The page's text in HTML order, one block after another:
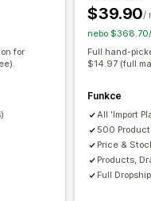
Francie
Norsko
Rakousko
Laserové výrobky
dekorace
Vlastní doprava
for
$39.90/
nebo
Full hand-
$14.97 (full
Funkce
All 'Import
500
Price &
Products,
Full